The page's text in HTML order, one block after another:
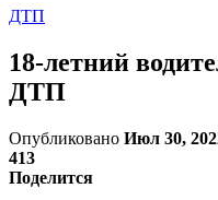
ДТП
18-летний
ДТП
Опубликовано Июл 30,
413
Поделится